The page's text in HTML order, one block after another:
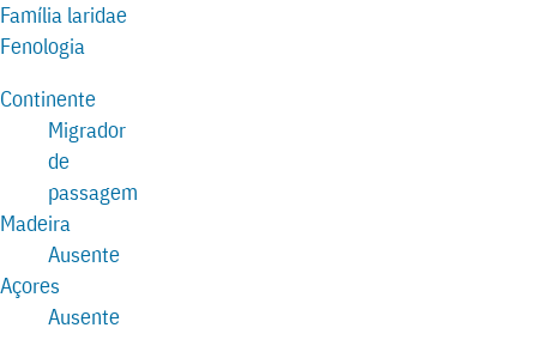
Família laridae
Fenologia
Continente
Migrador
de
passagem
Madeira
Ausente
Açores
Ausente